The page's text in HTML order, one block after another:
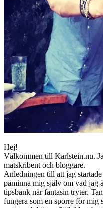
Hej!
Välkommen till Karlstein.nu.
matskribent och bloggare.
Anledningen till att jag
påminna mig själv om vad jag
tipsbank när fantasin tryter.
fungera som en sporre för mig